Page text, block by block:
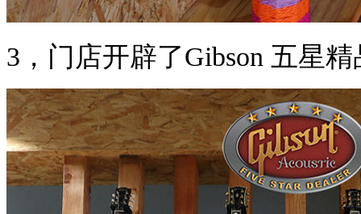
3，门店开辟了Gibson 五星